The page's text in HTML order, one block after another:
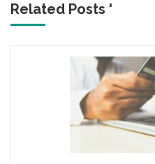
Related Posts '